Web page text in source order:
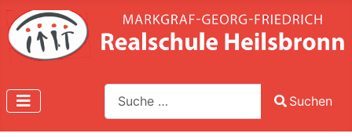
Suche
Type 2 or more characters for results.
Suchen